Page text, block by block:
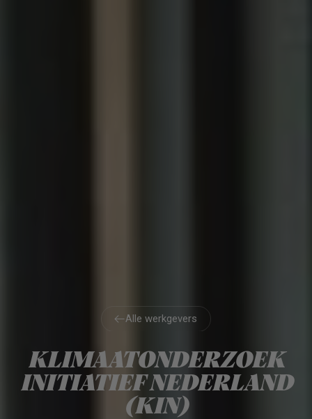
Alle werkgevers
KLIMAATONDERZOEK
INITIATIEF NEDERLAND
(KIN)